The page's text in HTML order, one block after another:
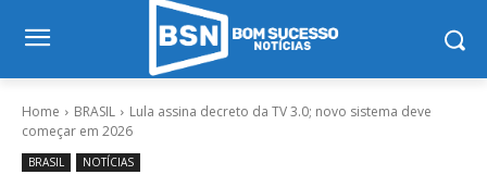
Home BRASIL
Lula assina decreto da TV 3.0; novo sistema deve
começar em 2026
BRASIL NOTÍCIAS